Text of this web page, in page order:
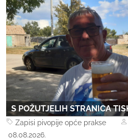
S POŽUTJELIH STRANICA
Zapisi pivopije opće prakse
08.08.2026.